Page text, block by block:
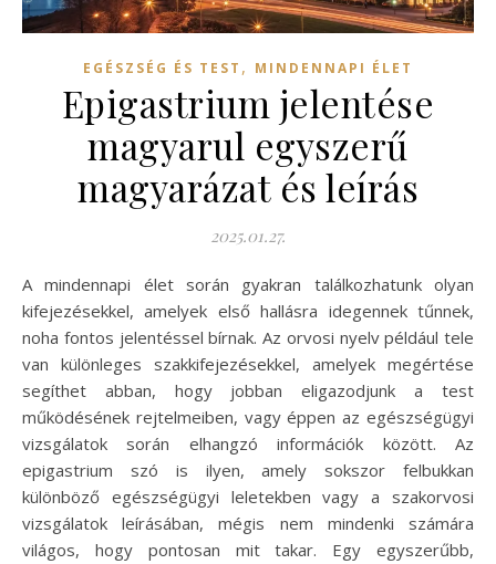
EGÉSZSÉG ÉS TEST , MINDENNAPI ÉLET
Epigastrium jelentése
magyarul egyszerű
magyarázat és leírás
2025.01.27.
A mindennapi élet során gyakran találkozhatunk olyan
kifejezésekkel, amelyek első hallásra idegennek tűnnek,
noha fontos jelentéssel bírnak. Az orvosi nyelv például tele
van különleges szakkifejezésekkel, amelyek megértése
segíthet abban, hogy jobban eligazodjunk a test
működésének rejtelmeiben, vagy éppen az egészségügyi
vizsgálatok során elhangzó információk között. Az
epigastrium szó is ilyen, amely sokszor felbukkan
különböző egészségügyi leletekben vagy a szakorvosi
vizsgálatok leírásában, mégis nem mindenki számára
világos, hogy pontosan mit takar. Egy egyszerűbb,